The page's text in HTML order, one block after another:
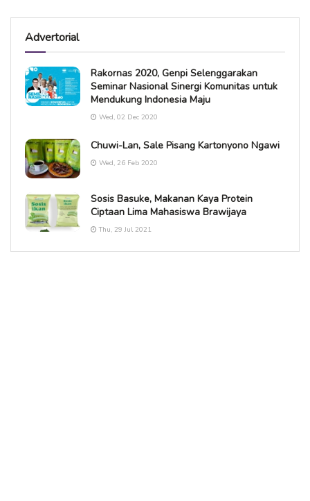
Advertorial
Rakornas 2020, Genpi Selenggarakan
Seminar Nasional Sinergi Komunitas untuk
Mendukung Indonesia Maju
Wed, 02 Dec 2020
Chuwi-Lan, Sale Pisang Kartonyono Ngawi
Wed, 26 Feb 2020
Sosis Basuke, Makanan Kaya Protein
Ciptaan Lima Mahasiswa Brawijaya
Thu, 29 Jul 2021